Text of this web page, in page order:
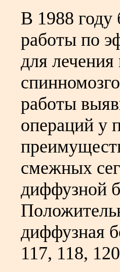
В 1988
работы по
для
работы
операций у
смежных
диффузной
диффузная
117, 118,